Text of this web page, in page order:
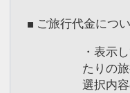
■ ご旅行代金につ
・表示
たりの
選択内